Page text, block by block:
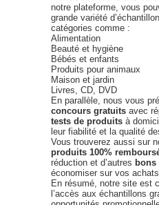
notre plateforme, vous
grande variété
catégories comme :
Alimentation
Beauté et hygiène
Bébés et enfants
Produits pour animaux
Maison et jardin
Livres, CD, DVD
En parallèle, nous vous
concours gratuits avec
tests de produits à
leur fiabilité et la qualité
Vous trouverez aussi sur
produits 100%
réduction et d’autres bons
économiser sur vos
En résumé, notre site est
l’accès aux échantillons